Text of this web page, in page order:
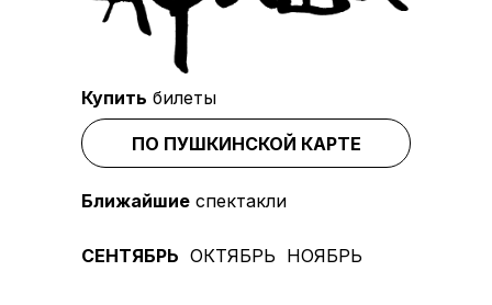
Ближайшие спектакли
Купить билеты
ПО ПУШКИНСКОЙ КАРТЕ
СЕНТЯБРЬ ОКТЯБРЬ НОЯБРЬ